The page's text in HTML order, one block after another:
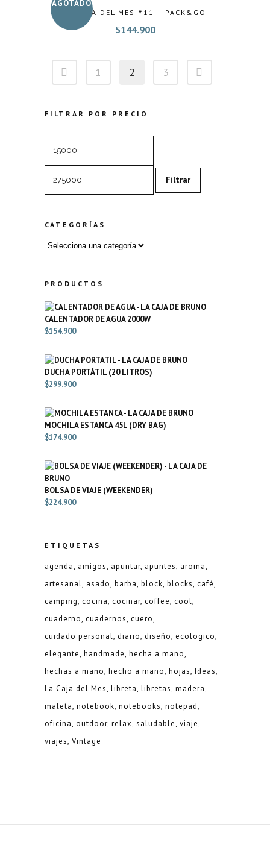
FILTRAR POR PRECIO
Filtrar
CATEGORÍAS
PRODUCTOS
CALENTADOR DE AGUA 2000W
$154.900
DUCHA PORTÁTIL (20 LITROS)
$299.900
MOCHILA ESTANCA 45L (DRY BAG)
$174.900
BOLSA DE VIAJE (WEEKENDER)
$224.900
ETIQUETAS
agenda amigos apuntar apuntes aroma
artesanal asado barba block blocks café
camping cocina cocinar coffee cool
cuaderno cuadernos cuero
cuidado personal diario diseño ecologico
elegante handmade hecha a mano
hechas a mano hecho a mano hojas Ideas
La Caja del Mes libreta libretas madera
maleta notebook notebooks notepad
oficina outdoor relax saludable viaje
viajes Vintage
AGOTADO
LA CAJA DEL MES #11 – PACK&GO
$144.900
1 2 3